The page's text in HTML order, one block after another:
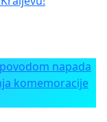
napada
komemoracije